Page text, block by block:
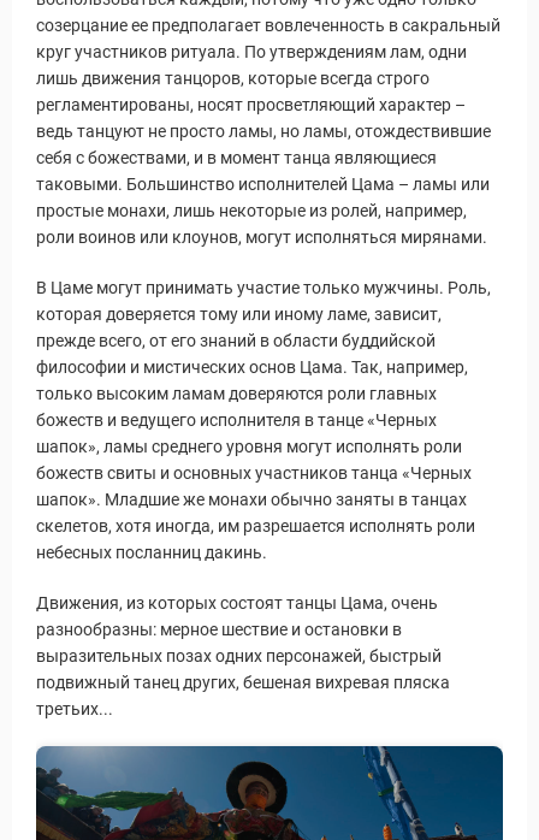
созерцание ее предполагает вовлеченность в сакральный
круг участников ритуала. По утверждениям лам, одни
лишь движения танцоров, которые всегда строго
регламентированы, носят просветляющий характер –
ведь танцуют не просто ламы, но ламы, отождествившие
себя с божествами, и в момент танца являющиеся
таковыми. Большинство исполнителей Цама – ламы или
простые монахи, лишь некоторые из ролей, например,
роли воинов или клоунов, могут исполняться мирянами.
В Цаме могут принимать участие только мужчины. Роль,
которая доверяется тому или иному ламе, зависит,
прежде всего, от его знаний в области буддийской
философии и мистических основ Цама. Так, например,
только высоким ламам доверяются роли главных
божеств и ведущего исполнителя в танце «Черных
шапок», ламы среднего уровня могут исполнять роли
божеств свиты и основных участников танца «Черных
шапок». Младшие же монахи обычно заняты в танцах
скелетов, хотя иногда, им разрешается исполнять роли
небесных посланниц дакинь.
Движения, из которых состоят танцы Цама, очень
разнообразны: мерное шествие и остановки в
выразительных позах одних персонажей, быстрый
подвижный танец других, бешеная вихревая пляска
третьих...